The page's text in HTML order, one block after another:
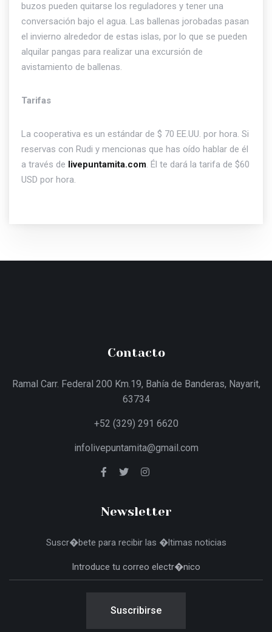
buzos pueden quitarse los reguladores y tener una
conversación bajo el agua. Las ballenas jorobadas pasan
el invierno alrededor de estas islas, por lo que se pueden
alquilar pangas para realizar una excursión de
avistamiento de ballenas.
Tarifas
La cooperativa es un estándar de $ 70 EE.UU. por hora. Si
reservas con Rudi y mencionas que has oído hablar de él
a través de livepuntamita.com. Él te dará la tarifa de $60
USD por hora.
Contacto
Ramal Carr. Federal 200 Km.19, Bahía de Banderas, Nayarit,
63734
+52 (329) 291 6620
infolivepuntamita@gmail.com
Newsletter
Suscr�bete para recibir las �ltimas noticias
Suscribirse